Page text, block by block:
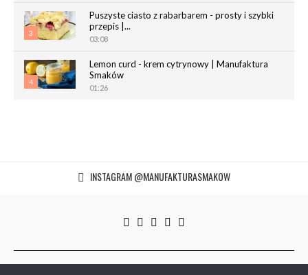
3
Puszyste ciasto z rabarbarem - prosty i szybki
przepis |...
03:08
4
Lemon curd - krem cytrynowy | Manufaktura
Smaków
01:26
01:40
INSTAGRAM @MANUFAKTURASMAKOW